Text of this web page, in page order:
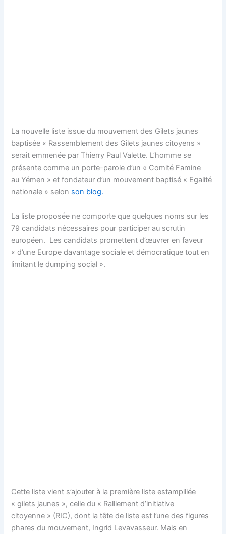
La nouvelle liste issue du mouvement des Gilets jaunes
baptisée « Rassemblement des Gilets jaunes citoyens »
serait emmenée par Thierry Paul Valette. L’homme se
présente comme un porte-parole d’un « Comité Famine
au Yémen » et fondateur d’un mouvement baptisé « Egalité
nationale » selon son blog.
La liste proposée ne comporte que quelques noms sur les
79 candidats nécessaires pour participer au scrutin
européen. Les candidats promettent d’œuvrer en faveur
« d’une Europe davantage sociale et démocratique tout en
limitant le dumping social ».
Cette liste vient s’ajouter à la première liste estampillée
« gilets jaunes », celle du « Ralliement d’initiative
citoyenne » (RIC), dont la tête de liste est l’une des figures
phares du mouvement, Ingrid Levavasseur. Mais en